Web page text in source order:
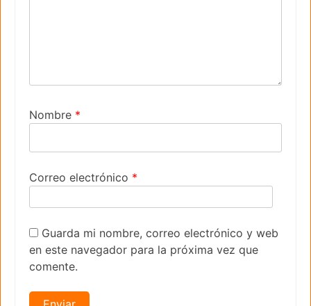
Nombre *
Correo electrónico *
Guarda mi nombre, correo electrónico y web
en este navegador para la próxima vez que
comente.